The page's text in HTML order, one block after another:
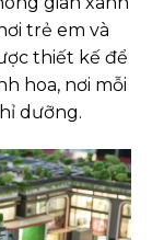
trẻ em và
thiết kế để
hoa, nơi mỗi
dưỡng.